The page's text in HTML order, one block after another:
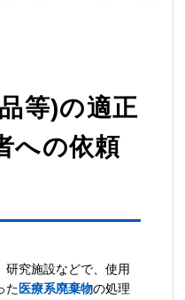
等)の適正
への依頼
研究施設などで、使用
た医療系廃棄物の処理